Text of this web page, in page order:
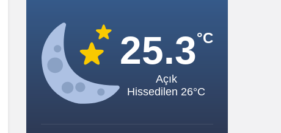
Sistem modunu seçin.
25.3°C
Açık
Hissedilen 26°C